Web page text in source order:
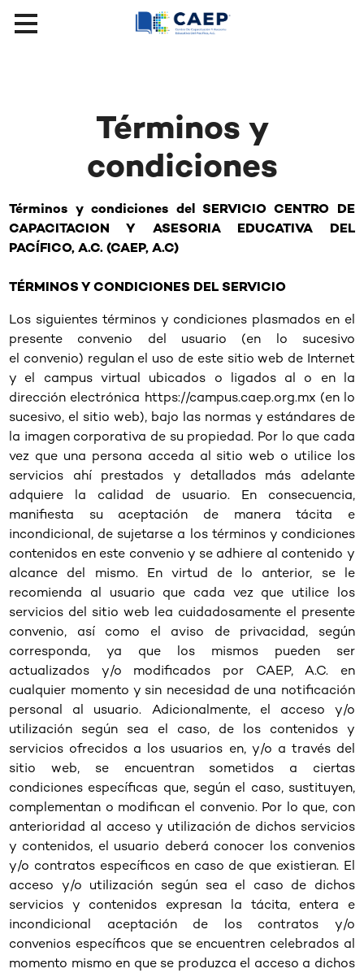
Términos y
condiciones
Términos y condiciones del SERVICIO CENTRO DE
CAPACITACION Y ASESORIA EDUCATIVA DEL
PACÍFICO, A.C. (CAEP, A.C)
TÉRMINOS Y CONDICIONES DEL SERVICIO
Los siguientes términos y condiciones plasmados en el
presente convenio del usuario (en lo sucesivo
el convenio) regulan el uso de este sitio web de Internet
y el campus virtual ubicados o ligados al o en la
dirección electrónica https://campus.caep.org.mx (en lo
sucesivo, el sitio web), bajo las normas y estándares de
la imagen corporativa de su propiedad. Por lo que cada
vez que una persona acceda al sitio web o utilice los
servicios ahí prestados y detallados más adelante
adquiere la calidad de usuario. En consecuencia,
manifiesta su aceptación de manera tácita e
incondicional, de sujetarse a los términos y condiciones
contenidos en este convenio y se adhiere al contenido y
alcance del mismo. En virtud de lo anterior, se le
recomienda al usuario que cada vez que utilice los
servicios del sitio web lea cuidadosamente el presente
convenio, así como el aviso de privacidad, según
corresponda, ya que los mismos pueden ser
actualizados y/o modificados por CAEP, A.C. en
cualquier momento y sin necesidad de una notificación
personal al usuario. Adicionalmente, el acceso y/o
utilización según sea el caso, de los contenidos y
servicios ofrecidos a los usuarios en, y/o a través del
sitio web, se encuentran sometidos a ciertas
condiciones específicas que, según el caso, sustituyen,
complementan o modifican el convenio. Por lo que, con
anterioridad al acceso y utilización de dichos servicios
y contenidos, el usuario deberá conocer los convenios
y/o contratos específicos en caso de que existieran. El
acceso y/o utilización según sea el caso de dichos
servicios y contenidos expresan la tácita, entera e
incondicional aceptación de los contratos y/o
convenios específicos que se encuentren celebrados al
momento mismo en que se produzca el acceso a dichos